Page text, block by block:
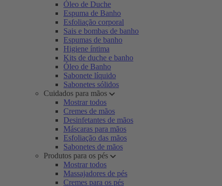
Óleo de Duche
Espuma de Banho
Esfoliação corporal
Sais e bombas de banho
Espumas de banho
Higiene íntima
Kits de duche e banho
Óleo de Banho
Sabonete líquido
Sabonetes sólidos
Cuidados para mãos
Mostrar todos
Cremes de mãos
Desinfetantes de mãos
Máscaras para mãos
Esfoliação das mãos
Sabonetes de mãos
Produtos para os pés
Mostrar todos
Massajadores de pés
Cremes para os pés